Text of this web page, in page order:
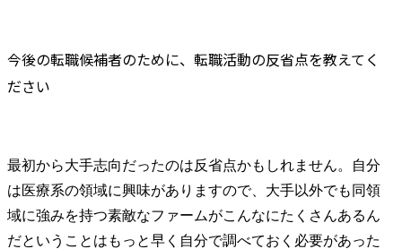
今後の転職候補者のために、転職活動の反省点を教えてく
ださい
最初から大手志向だったのは反省点かもしれません。自分
は医療系の領域に興味がありますので、大手以外でも同領
域に強みを持つ素敵なファームがこんなにたくさんあるん
だということはもっと早く自分で調べておく必要があった